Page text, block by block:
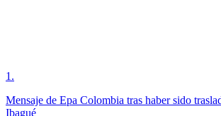
1 .
Mensaje de Epa Colombia tras haber sido
Ibagué